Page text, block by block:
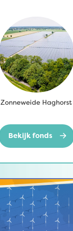
Zonneweide Haghorst
Bekijk fonds